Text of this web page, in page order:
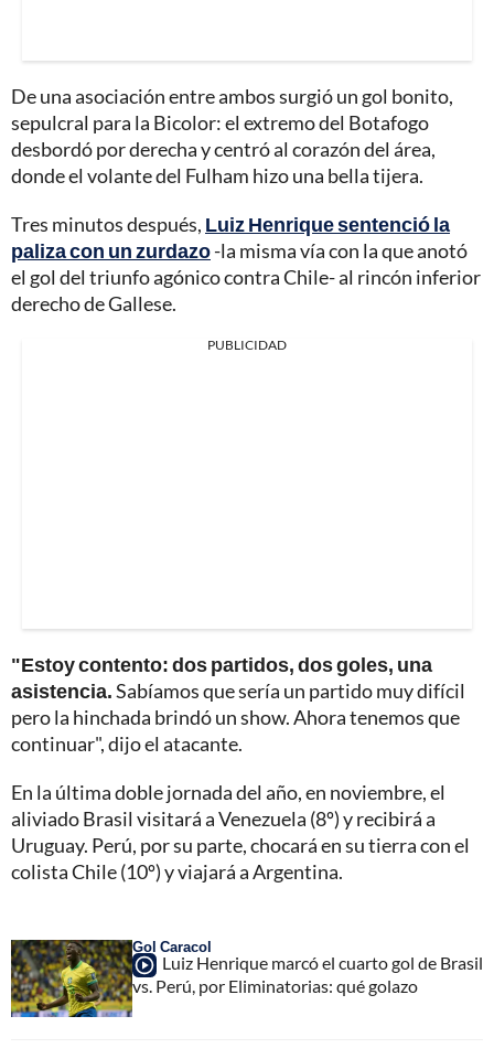
De una asociación entre ambos surgió un gol bonito,
sepulcral para la Bicolor: el extremo del Botafogo
desbordó por derecha y centró al corazón del área,
donde el volante del Fulham hizo una bella tijera.
Tres minutos después, Luiz Henrique sentenció la
paliza con un zurdazo-la misma vía con la que anotó
el gol del triunfo agónico contra Chile- al rincón inferior
derecho de Gallese.
PUBLICIDAD
"Estoy contento: dos partidos, dos goles, una
asistencia.Sabíamos que sería un partido muy difícil
pero la hinchada brindó un show. Ahora tenemos que
continuar", dijo el atacante.
En la última doble jornada del año, en noviembre, el
aliviado Brasil visitará a Venezuela (8º) y recibirá a
Uruguay. Perú, por su parte, chocará en su tierra con el
colista Chile (10º) y viajará a Argentina.
Gol Caracol
Luiz Henrique marcó el cuarto gol de Brasil
vs. Perú, por Eliminatorias: qué golazo